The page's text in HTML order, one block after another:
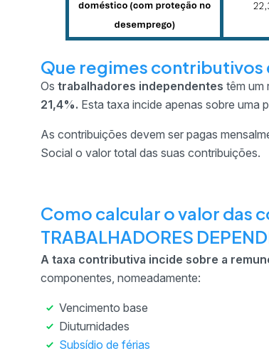
Que regimes
Os trabalhadores independentes têm um
21,4%. Esta taxa incide apenas sobre uma
As contribuições devem ser pagas
Social o valor total das suas contribuições.
Como calcular o valor das
TRABALHADORES
A taxa contributiva incide sobre a
componentes, nomeadamente:
Vencimento base
Diuturnidades
Subsídio de férias